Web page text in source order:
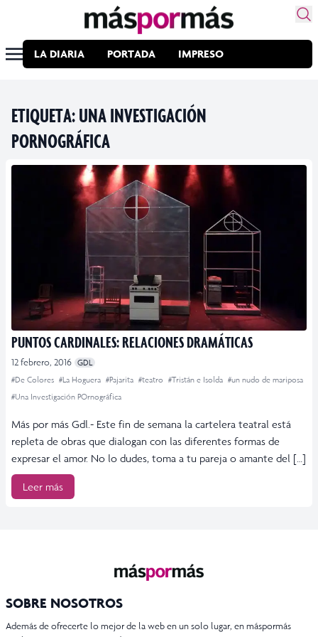
LA DIARIA PORTADA IMPRESO
ETIQUETA:UNA INVESTIGACIÓN
PORNOGRÁFICA
PUNTOS CARDINALES: RELACIONES DRAMÁTICAS
12 febrero, 2016 GDL
#De Colores #La Hoguera #Pajarita #teatro #Tristán e Isolda #un nudo de mariposa
#Una Investigación POrnográfica
Más por más Gdl.- Este fin de semana la cartelera teatral está
repleta de obras que dialogan con las diferentes formas de
expresar el amor. No lo dudes, toma a tu pareja o amante del […]
Leer más
SOBRE NOSOTROS
Además de ofrecerte lo mejor de la web en un solo lugar, en máspormás